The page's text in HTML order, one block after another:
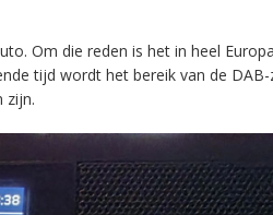
Om die reden is het in heel
tijd wordt het bereik van de DAB-
zijn.